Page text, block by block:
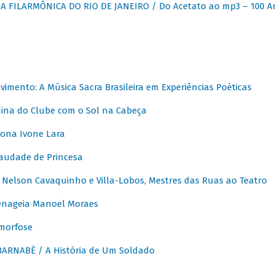
FILARMÔNICA DO RIO DE JANEIRO / Do Acetato ao mp3 – 100
A Música Sacra Brasileira em Experiências Poéticas
do Clube com o Sol na Cabeça
Ivone Lara
de Princesa
/ Nelson Cavaquinho e Villa-Lobos, Mestres das Ruas ao Teatro
Manoel Moraes
BARNABÈ / A História de Um Soldado